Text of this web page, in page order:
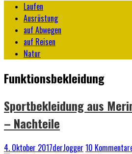
Laufen
Ausrüstung
auf Abwegen
auf Reisen
Natur
Funktionsbekleidung
Sportbekleidung aus
– Nachteile
4. Oktober 2017derJogger 10